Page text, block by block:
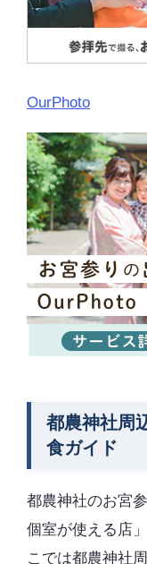
OurPhoto
都農神社周
食ガイド
都農神社のお宮
個室が使える店
こでは都農神社